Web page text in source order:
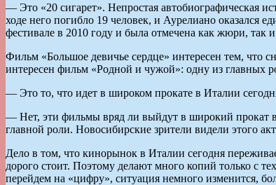
— Это «20 сигарет». Непростая автобиографическая
ходе него погибло 19 человек, и Аурелиано оказался
фестивале в 2010 году и была отмечена как жюри, так
Фильм «Большое девичье сердце» интересен тем, что
интересен фильм «Родной и чужой»: одну из главных
— Это то, что идет в широком прокате в Италии
— Нет, эти фильмы вряд ли выйдут в широкий прокат
главной роли. Новосибирские зрители видели этого
Дело в том, что кинорынок в Италии сегодня
дорого стоит. Поэтому делают много копий только с
перейдем на «цифру», ситуация немного изменится,